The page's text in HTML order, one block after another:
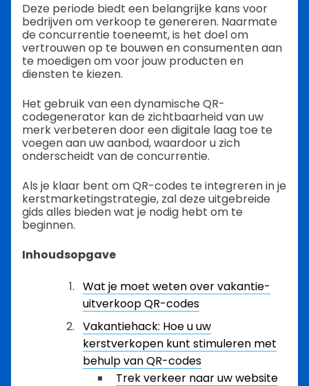
Deze periode biedt een belangrijke kans voor
bedrijven om verkoop te genereren. Naarmate
de concurrentie toeneemt, is het doel om
vertrouwen op te bouwen en consumenten aan
te moedigen om voor jouw producten en
diensten te kiezen.
Het gebruik van een dynamische QR-
codegenerator kan de zichtbaarheid van uw
merk verbeteren door een digitale laag toe te
voegen aan uw aanbod, waardoor u zich
onderscheidt van de concurrentie.
Als je klaar bent om QR-codes te integreren in je
kerstmarketingstrategie, zal deze uitgebreide
gids alles bieden wat je nodig hebt om te
beginnen.
Inhoudsopgave
Wat je moet weten over vakantie-
uitverkoop QR-codes
Vakantiehack: Hoe u uw
kerstverkopen kunt stimuleren met
behulp van QR-codes
Trek verkeer naar uw website